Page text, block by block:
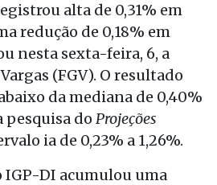
alta de 0,31% em
redução de 0,18% em
nesta sexta-feira, 6, a
(FGV). O resultado
da mediana de 0,40%
pesquisa do Projeções
ia de 0,23% a 1,26%.
IGP-DI acumulou uma